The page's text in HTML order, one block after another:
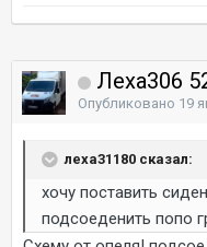
Леха306
Опубликовано 19
леха31180 сказал:
хочу поставить
подсоеденить попо